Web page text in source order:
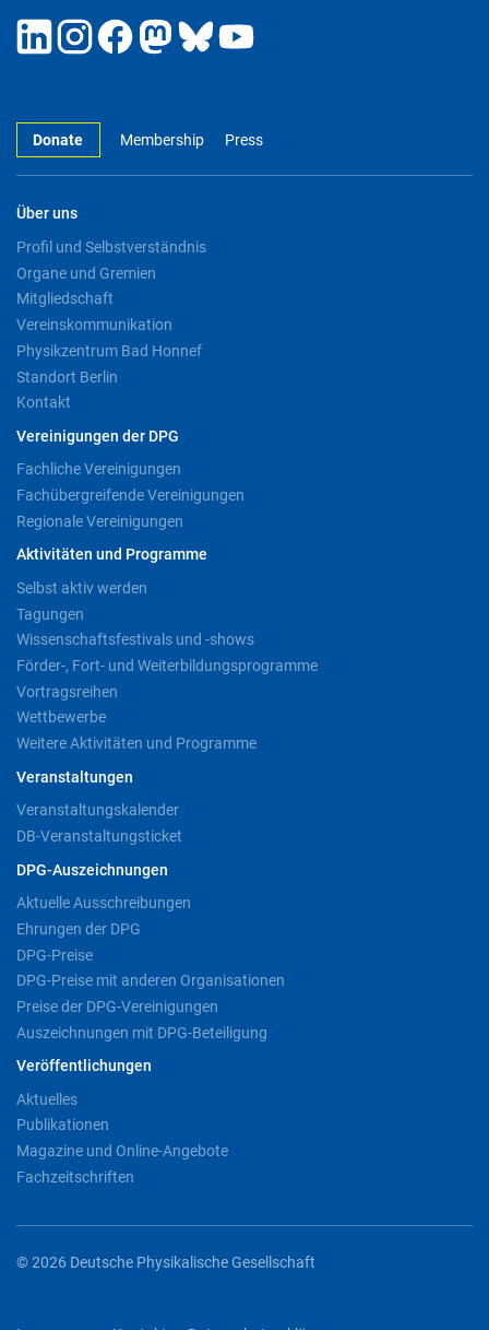
Donate Membership Press
Über uns
Profil und Selbstverständnis
Organe und Gremien
Mitgliedschaft
Vereinskommunikation
Physikzentrum Bad Honnef
Standort Berlin
Kontakt
Vereinigungen der DPG
Fachliche Vereinigungen
Fachübergreifende Vereinigungen
Regionale Vereinigungen
Aktivitäten und Programme
Selbst aktiv werden
Tagungen
Wissenschaftsfestivals und -shows
Förder-, Fort- und Weiterbildungsprogramme
Vortragsreihen
Wettbewerbe
Weitere Aktivitäten und Programme
Veranstaltungen
Veranstaltungskalender
DB-Veranstaltungsticket
DPG-Auszeichnungen
Aktuelle Ausschreibungen
Ehrungen der DPG
DPG-Preise
DPG-Preise mit anderen Organisationen
Preise der DPG-Vereinigungen
Auszeichnungen mit DPG-Beteiligung
Veröffentlichungen
Aktuelles
Publikationen
Magazine und Online-Angebote
Fachzeitschriften
© 2026 Deutsche Physikalische Gesellschaft